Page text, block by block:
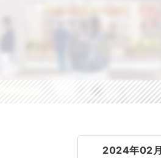
2024年02月